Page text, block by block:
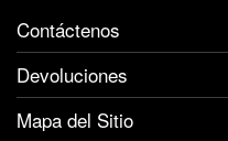
Contáctenos
Devoluciones
Mapa del Sitio